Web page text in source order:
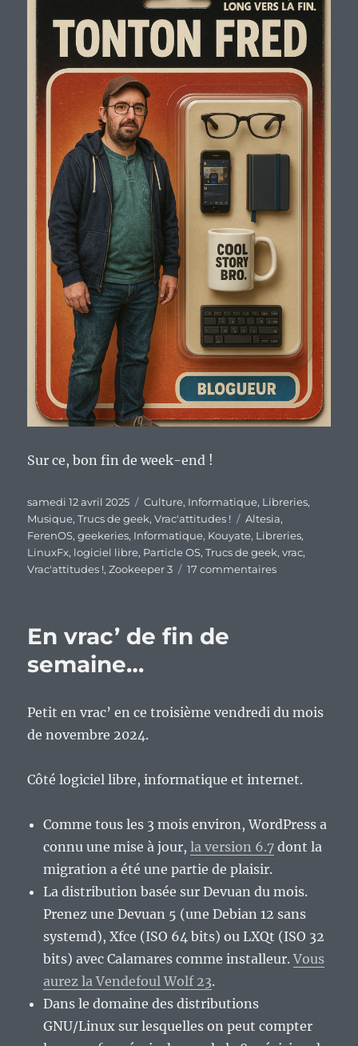
Sur ce, bon fin de week-end !
Publié
le
samedi 12 avril 2025 Catégories
Culture, Informatique, Libreries,
Musique,Trucs de geek,Vrac'attitudes ! Étiquettes
Altesia,
FerenOS,geekeries, Informatique, Kouyate, Libreries,
LinuxFx, logiciel libre, Particle OS,Trucs de geek,vrac,
Vrac'attitudes !,Zookeeper 3 17 commentairessur
En vrac’ de fin de
semaine…
Petit en vrac’ en ce troisième vendredi du mois
de novembre 2024.
Côté logiciel libre, informatique et internet.
Comme tous les 3 mois environ, WordPress a
connu une mise à jour,la version 6.7 dont la
migration a été une partie de plaisir.
La distribution basée sur Devuan du mois.
Prenez une Devuan 5 (une Debian 12 sans
systemd), Xfce (ISO 64 bits) ou LXQt (ISO 32
bits) avec Calamares comme installeur.Vous
aurez la Vendefoul Wolf 23.
Dans le domaine des distributions
GNU/Linux sur lesquelles on peut compter